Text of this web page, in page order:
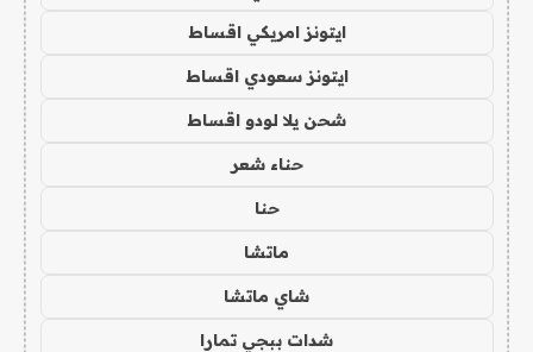
ايتونز امريكي اقساط
ايتونز سعودي اقساط
شحن يلا لودو اقساط
حناء شعر
حنا
ماتشا
شاي ماتشا
شدات ببجي تمارا